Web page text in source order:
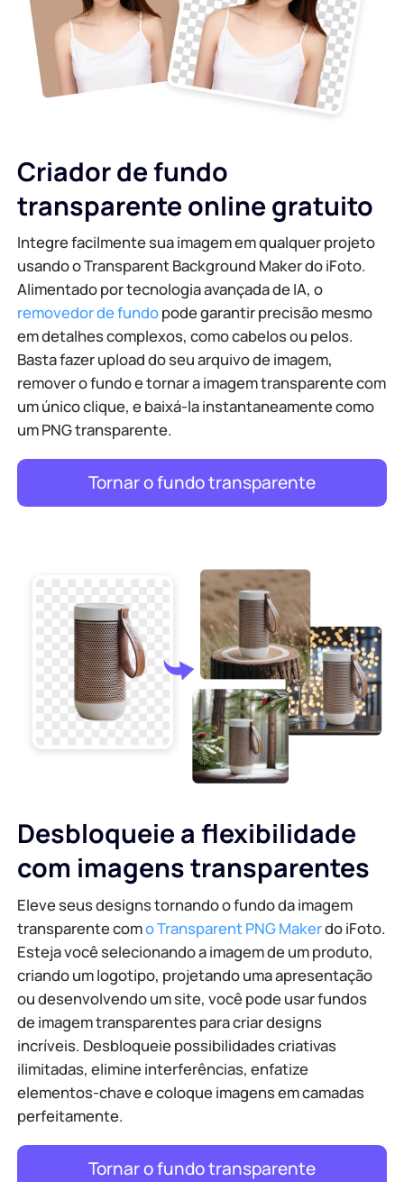
Gerador de fundo de IA
Trocador de fundo online
Gerador de rosto de IA
Extensor de imagem de IA
Otimizador de imagem no Shopify
Clareador de Imagem
Comprimir PDF Online
Mesclar arquivo PDF online
Converter PDF para Excel Online
Converter PDF para PPT online
JPG para PDF on-line
PDF para JPG
WORD para JPG
Criador de fundo
transparente online gratuito
Integre facilmente sua imagem em qualquer projeto
usando o Transparent Background Maker do iFoto.
Alimentado por tecnologia avançada de IA, o
removedor de fundopode garantir precisão mesmo
em detalhes complexos, como cabelos ou pelos.
Basta fazer upload do seu arquivo de imagem,
remover o fundo e tornar a imagem transparente com
um único clique, e baixá-la instantaneamente como
um PNG transparente.
Tornar o fundo transparente
Desbloqueie a flexibilidade
com imagens transparentes
Eleve seus designs tornando o fundo da imagem
transparente como Transparent PNG Makerdo iFoto.
Esteja você selecionando a imagem de um produto,
criando um logotipo, projetando uma apresentação
ou desenvolvendo um site, você pode usar fundos
de imagem transparentes para criar designs
incríveis. Desbloqueie possibilidades criativas
ilimitadas, elimine interferências, enfatize
elementos-chave e coloque imagens em camadas
perfeitamente.
Tornar o fundo transparente